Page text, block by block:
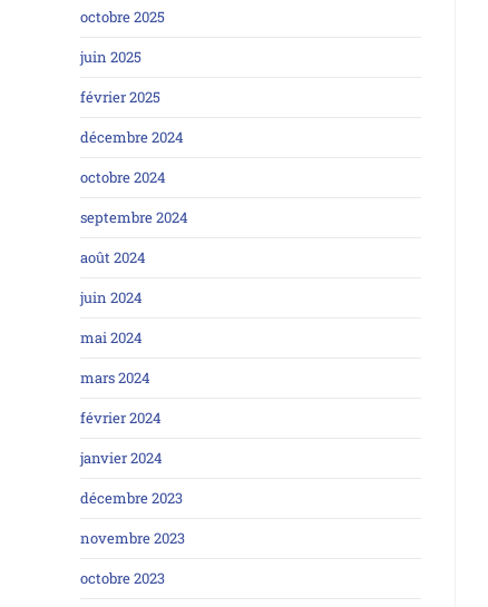
octobre 2025
juin 2025
février 2025
décembre 2024
octobre 2024
septembre 2024
août 2024
juin 2024
mai 2024
mars 2024
février 2024
janvier 2024
décembre 2023
novembre 2023
octobre 2023